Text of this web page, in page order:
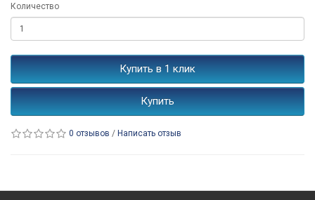
Количество
Купить в 1 клик
Купить
0 отзывов / Написать отзыв